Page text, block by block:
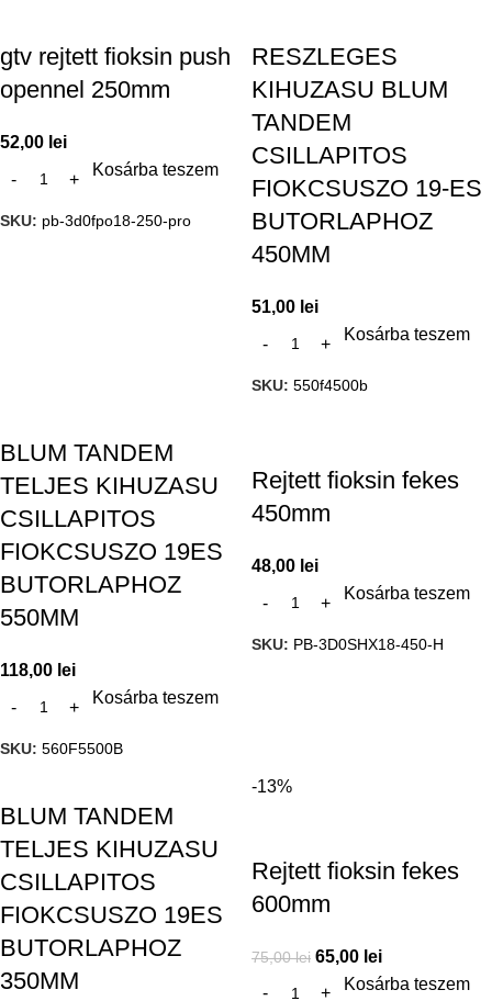
gtv rejtett fioksin push
opennel 250mm
52,00 lei
Kosárba teszem
SKU: pb-3d0fpo18-250-pro
RESZLEGES
KIHUZASU BLUM
TANDEM
CSILLAPITOS
FIOKCSUSZO 19-ES
BUTORLAPHOZ
450MM
51,00 lei
Kosárba teszem
SKU: 550f4500b
BLUM TANDEM
TELJES KIHUZASU
CSILLAPITOS
FIOKCSUSZO 19ES
BUTORLAPHOZ
550MM
118,00 lei
Kosárba teszem
SKU: 560F5500B
Rejtett fioksin fekes
450mm
48,00 lei
Kosárba teszem
SKU: PB-3D0SHX18-450-H
BLUM TANDEM
TELJES KIHUZASU
CSILLAPITOS
FIOKCSUSZO 19ES
BUTORLAPHOZ
350MM
-13%
Rejtett fioksin fekes
600mm
75,00lei 65,00 lei
Kosárba teszem